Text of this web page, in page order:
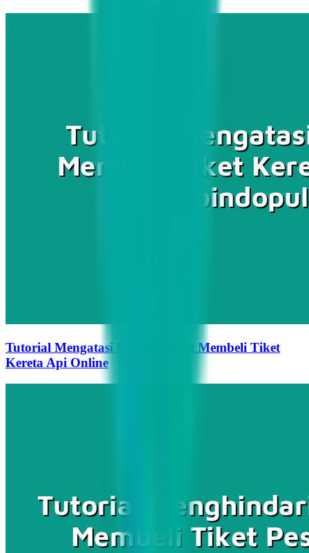
Tutorial Mengatasi Masalah Saat Membeli Tiket
Kereta Api Online